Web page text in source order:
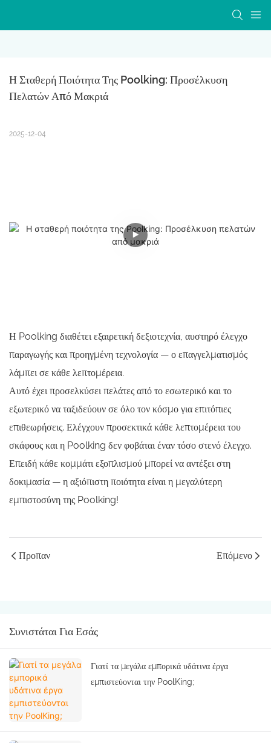
Η Σταθερή Ποιότητα Της Poolking: Προσέλκυση
Πελατών Από Μακριά
2025-12-04
Η Poolking διαθέτει εξαιρετική δεξιοτεχνία, αυστηρό έλεγχο
παραγωγής και προηγμένη τεχνολογία — ο επαγγελματισμός
λάμπει σε κάθε λεπτομέρεια.
Αυτό έχει προσελκύσει πελάτες από το εσωτερικό και το
εξωτερικό να ταξιδεύουν σε όλο τον κόσμο για επιτόπιες
επιθεωρήσεις. Ελέγχουν προσεκτικά κάθε λεπτομέρεια του
σκάφους και η Poolking δεν φοβάται έναν τόσο στενό έλεγχο.
Επειδή κάθε κομμάτι εξοπλισμού μπορεί να αντέξει στη
δοκιμασία — η αξιόπιστη ποιότητα είναι η μεγαλύτερη
εμπιστοσύνη της Poolking!
Προπαν Επόμενο
Συνιστάται Για Εσάς
Γιατί τα μεγάλα εμπορικά υδάτινα έργα
εμπιστεύονται την PoolKing;